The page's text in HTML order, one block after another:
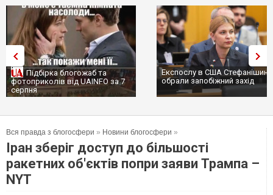
Підбірка блогожаб та
фотоприколів від UAINFO за 7
серпня
Експослу в США
обрали запобіжний захід
Вся правда з блогосфери » Новини блогосфери »
Іран зберіг доступ до більшості
ракетних об'єктів попри заяви Трампа –
NYT